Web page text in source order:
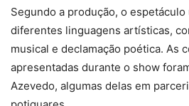
Segundo a produção, o
diferentes linguagens artísticas,
musical e declamação poética. As
apresentadas durante o show
Azevedo, algumas delas em